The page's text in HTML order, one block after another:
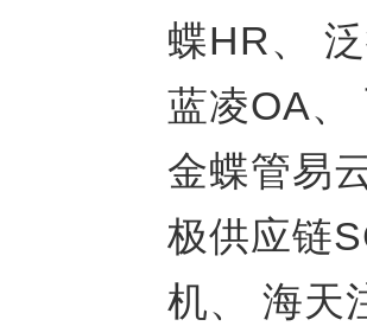
蝶HR、
蓝凌OA、
金蝶管易
极供应链
机、
海天